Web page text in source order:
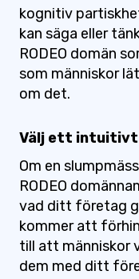
kognitiv
kan säga eller
RODEO domän
som människor
om det.
Välj ett intuitivt.
Om en
RODEO
vad ditt företag
kommer att
till att människor
dem med ditt